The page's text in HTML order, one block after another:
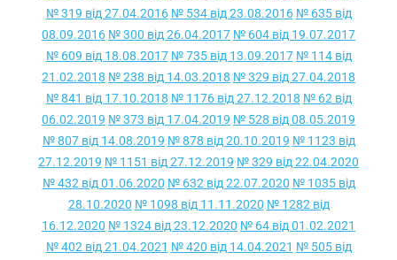
№ 319 від 27.04.2016 № 534 від 23.08.2016 № 635 від
08.09.2016 № 300 від 26.04.2017 № 604 від 19.07.2017
№ 609 від 18.08.2017 № 735 від 13.09.2017 № 114 від
21.02.2018 № 238 від 14.03.2018 № 329 від 27.04.2018
№ 841 від 17.10.2018 № 1176 від 27.12.2018 № 62 від
06.02.2019 № 373 від 17.04.2019 № 528 від 08.05.2019
№ 807 від 14.08.2019 № 878 від 20.10.2019 № 1123 від
27.12.2019 № 1151 від 27.12.2019 № 329 від 22.04.2020
№ 432 від 01.06.2020 № 632 від 22.07.2020 № 1035 від
28.10.2020 № 1098 від 11.11.2020 № 1282 від
16.12.2020 № 1324 від 23.12.2020 № 64 від 01.02.2021
№ 402 від 21.04.2021 № 420 від 14.04.2021 № 505 від